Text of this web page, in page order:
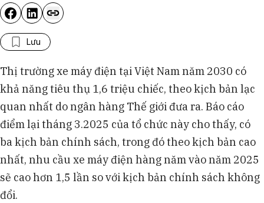
Lưu
Thị trường xe máy điện tại Việt Nam năm 2030 có
khả năng tiêu thụ 1,6 triệu chiếc, theo kịch bản lạc
quan nhất do ngân hàng Thế giới đưa ra. Báo cáo
điểm lại tháng 3.2025 của tổ chức này cho thấy, có
ba kịch bản chính sách, trong đó theo kịch bản cao
nhất, nhu cầu xe máy điện hàng năm vào năm 2025
sẽ cao hơn 1,5 lần so với kịch bản chính sách không
đổi.